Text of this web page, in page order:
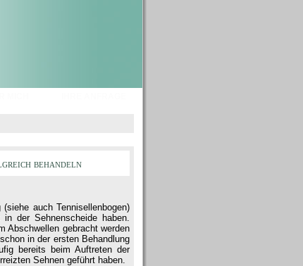
behandeln
auch Tennisellenbogen)
der Sehnenscheide haben.
Abschwellen gebracht werden
in der ersten Behandlung
bereits beim Auftreten der
Sehnen geführt haben.